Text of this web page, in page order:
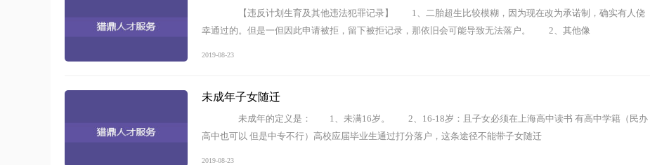
【违反计划生育及其他违法犯罪记录】 1、二胎超生比较模糊，因为现在改为承诺制，确实有人侥
幸通过的。但是一但因此申请被拒，留下被拒记录，那依旧会可能导致无法落户。 2、其他像
2019-08-23
未成年子女随迁
未成年的定义是： 1、未满16岁。 2、16-18岁：且子女必须在上海高中读书 有高中学籍（民办
高中也可以 但是中专不行）高校应届毕业生通过打分落户，这条途径不能带子女随迁
2019-08-23